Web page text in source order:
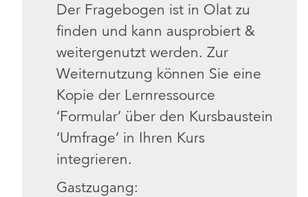
Der Fragebogen ist in Olat zu
finden und kann ausprobiert &
weitergenutzt werden. Zur
Weiternutzung können Sie eine
Kopie der Lernressource
‘Formular’ über den Kursbaustein
‘Umfrage’ in Ihren Kurs
integrieren.
Gastzugang: